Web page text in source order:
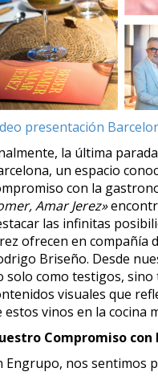
presentación
la última
un espacio
con la
Amar Jerez»
las infinitas
ofrecen en compañía
Briseño. Desde
solo como testigos,
visuales que
estos vinos en la cocina
Compromiso
Engrupo, nos sentimos